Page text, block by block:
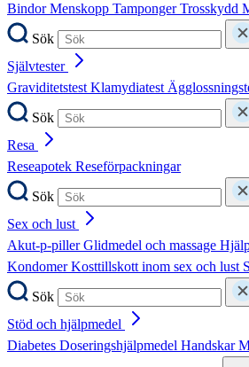
BindorMenskopp TampongerTrosskydd
Sök
Självtester
GraviditetstestKlamydiatest
Sök
Resa
Reseapotek Reseförpackningar
Sök
Sex och lust
Akut-p-pillerGlidmedel och massage
KondomerKosttillskott inom sex och lust
Sök
Stöd och hjälpmedel
Diabetes Doseringshjälpmedel Handskar